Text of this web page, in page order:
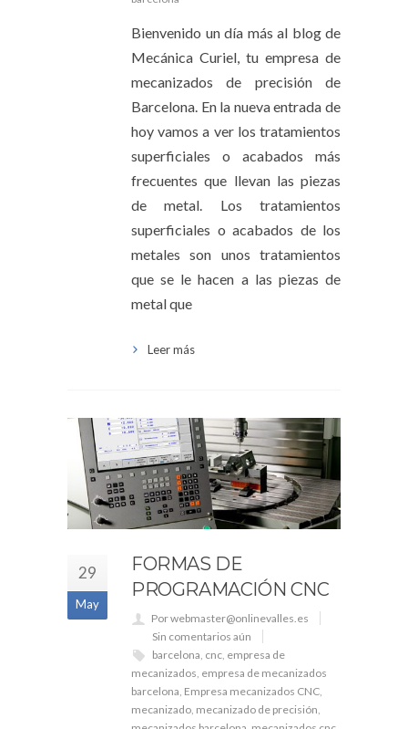
Bienvenido un día más al blog de
Mecánica Curiel, tu empresa de
mecanizados de precisión de
Barcelona. En la nueva entrada de
hoy vamos a ver los tratamientos
superficiales o acabados más
frecuentes que llevan las piezas
de metal. Los tratamientos
superficiales o acabados de los
metales son unos tratamientos
que se le hacen a las piezas de
metal que
Leer más
29
May
FORMAS DE
PROGRAMACIÓN CNC
Por webmaster@onlinevalles.es
Sin comentarios aún
barcelona cnc empresa de
mecanizados empresa de mecanizados
barcelona Empresa mecanizados CNC
mecanizado mecanizado de precisión